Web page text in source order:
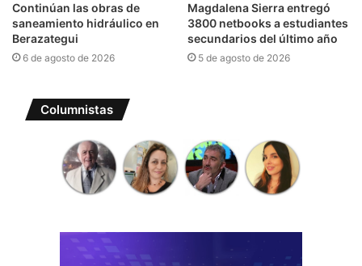
Continúan las obras de
saneamiento hidráulico en
Berazategui
6 de agosto de 2026
Magdalena Sierra entregó
3800 netbooks a estudiantes
secundarios del último año
5 de agosto de 2026
Columnistas